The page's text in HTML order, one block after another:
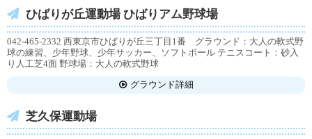
ひばりが丘運動場 ひばりアム野球場
042-465-2332 西東京市ひばりが丘三丁目1番 グラウンド：大人の軟式野
球の練習、少年野球、少年サッカー、ソフトボール テニスコート：砂入
り人工芝4面 野球場：大人の軟式野球
グラウンド詳細
芝久保運動場